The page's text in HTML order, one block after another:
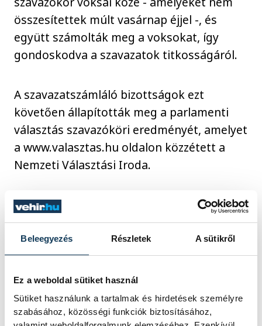
Beleegyezés Részletek A sütikről
Ez a weboldal sütiket használ
Sütiket használunk a tartalmak és hirdetések személyre
szabásához, közösségi funkciók biztosításához,
összesítettek múlt vasárnap éjjel -, és
együtt számolták meg a voksokat, így
gondoskodva a szavazatok titkosságáról.
A szavazatszámláló bizottságok ezt
követően állapították meg a parlamenti
választás szavazóköri eredményét, amelyet
a www.valasztas.hu oldalon közzétett a
Nemzeti Választási Iroda.
Amikor valamennyi szavazatszámláló
bizottság jegyzőkönyve rendelkezésre állt,
az országgyűlési egyéni választókerületi
választási bizottság megállapította a
voksolás egyéni választókerületi, nem
jogerős eredményét.